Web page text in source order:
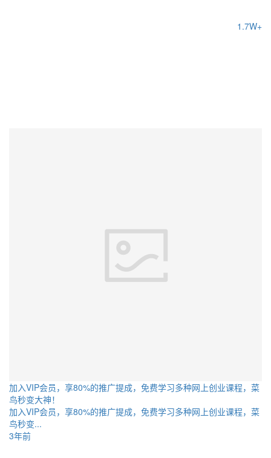
1.7W+
加入VIP会员，享80%的推广提成，免费学习多种网上创业课程，菜
鸟秒变大神！
加入VIP会员，享80%的推广提成，免费学习多种网上创业课程，菜
鸟秒变...
3年前